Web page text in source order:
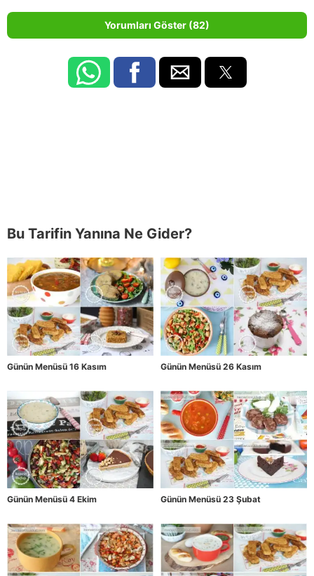
Yorumları Göster (82)
Bu Tarifin Yanına Ne Gider?
Günün Menüsü 16 Kasım Günün Menüsü 26 Kasım
Günün Menüsü 4 Ekim Günün Menüsü 23 Şubat